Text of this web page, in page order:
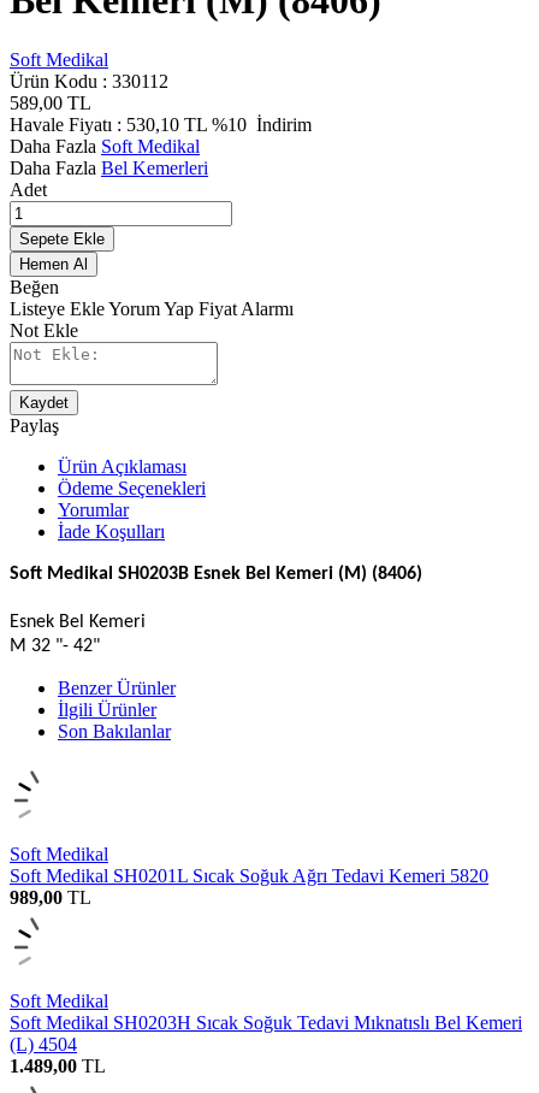
Soft Medikal
Ürün Kodu : 330112
589,00 TL
Havale Fiyatı : 530,10 TL %10 İndirim
Daha Fazla Soft Medikal
Daha Fazla Bel Kemerleri
Adet
Sepete Ekle
Hemen Al
Beğen
Listeye EkleYorum Yap Fiyat Alarmı
Not Ekle
Kaydet
Paylaş
Ürün Açıklaması
Ödeme Seçenekleri
Yorumlar
İade Koşulları
Soft Medikal SH0203B Esnek Bel Kemeri (M) (8406)
Esnek Bel Kemeri
M 32 "- 42"
Benzer Ürünler
İlgili Ürünler
Son Bakılanlar
Soft Medikal
Soft Medikal SH0201L Sıcak Soğuk Ağrı Tedavi Kemeri 5820
989,00 TL
Soft Medikal
Soft Medikal SH0203H Sıcak Soğuk Tedavi Mıknatıslı Bel Kemeri
(L) 4504
1.489,00 TL